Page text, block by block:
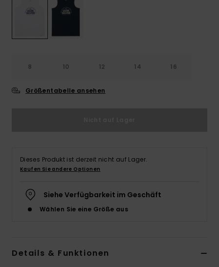
8 10 12 14 16
Größentabelle ansehen
Dieses Produkt ist derzeit nicht auf Lager.
Kaufen Sie andere Optionen
Siehe Verfügbarkeit im Geschäft
Wählen Sie eine Größe aus
Details & Funktionen